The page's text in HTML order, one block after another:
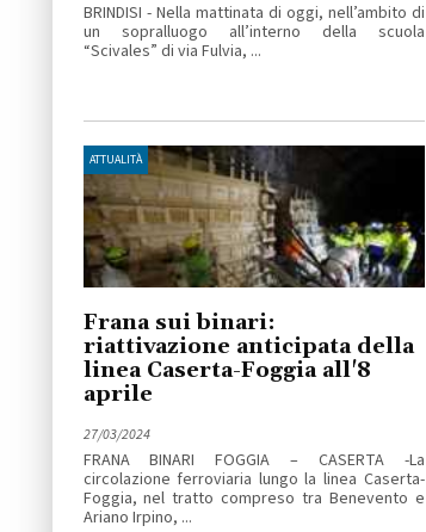
BRINDISI - Nella mattinata di oggi, nell’ambito di
un sopralluogo all’interno della scuola
“Scivales” di via Fulvia, ...
ATTUALITÀ
Frana sui binari:
riattivazione anticipata della
linea Caserta-Foggia all'8
aprile
27/03/2024
FRANA BINARI FOGGIA – CASERTA -La
circolazione ferroviaria lungo la linea Caserta-
Foggia, nel tratto compreso tra Benevento e
Ariano Irpino, ...